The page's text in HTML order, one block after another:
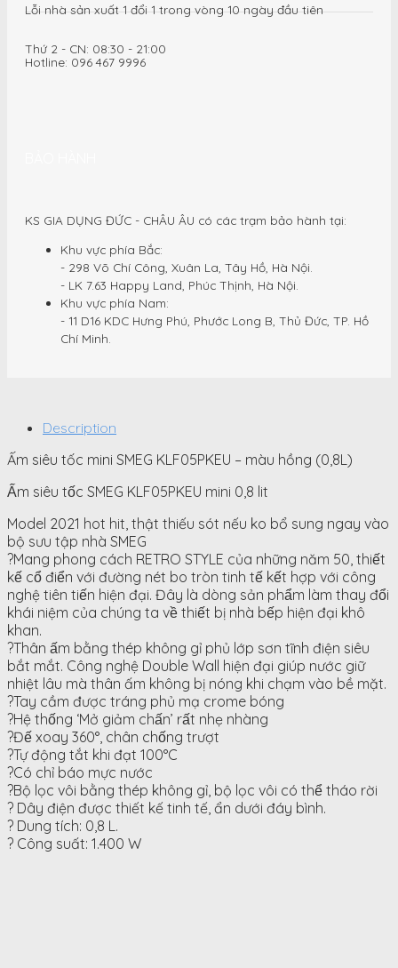
Lỗi nhà sản xuất 1 đổi 1 trong vòng 10 ngày đầu tiên
Thứ 2 - CN: 08:30 - 21:00
Hotline: 096 467 9996
KS GIA DỤNG ĐỨC - CHÂU ÂU có các trạm bảo hành tại:
Khu vực phía Bắc:
- 298 Võ Chí Công, Xuân La, Tây Hồ, Hà Nội.
- LK 7.63 Happy Land, Phúc Thịnh, Hà Nội.
Khu vực phía Nam:
- 11 D16 KDC Hưng Phú, Phước Long B, Thủ Đức, TP. Hồ
Chí Minh.
Description
Ấm siêu tốc mini SMEG KLF05PKEU – màu hồng (0,8L)
Ấm siêu tốc SMEG KLF05PKEU mini 0,8 lit
Model 2021 hot hit, thật thiếu sót nếu ko bổ sung ngay vào
bộ sưu tập nhà SMEG
?Mang phong cách RETRO STYLE của những năm 50, thiết
kế cổ điển với đường nét bo tròn tinh tế kết hợp với công
nghệ tiên tiến hiện đại. Đây là dòng sản phẩm làm thay đổi
khái niệm của chúng ta về thiết bị nhà bếp hiện đại khô
khan.
?Thân ấm bằng thép không gỉ phủ lớp sơn tĩnh điện siêu
bắt mắt. Công nghệ Double Wall hiện đại giúp nước giữ
nhiệt lâu mà thân ấm không bị nóng khi chạm vào bề mặt.
?Tay cầm được tráng phủ mạ crome bóng
?Hệ thống ‘Mở giảm chấn’ rất nhẹ nhàng
?Đế xoay 360°, chân chống trượt
?Tự động tắt khi đạt 100°C
?Có chỉ báo mực nước
?Bộ lọc vôi bằng thép không gỉ, bộ lọc vôi có thể tháo rời
? Dây điện được thiết kế tinh tế, ẩn dưới đáy bình.
? Dung tích: 0,8 L.
? Công suất: 1.400 W